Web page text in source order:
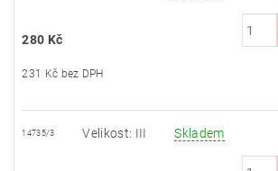
280 Kč
231 Kč bez DPH
14735/3 Velikost: III Skladem